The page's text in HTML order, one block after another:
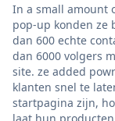
In a small amount
pop-up konden ze
dan 600 echte
dan 6000 volgers
site. ze added
klanten snel te
startpagina zijn,